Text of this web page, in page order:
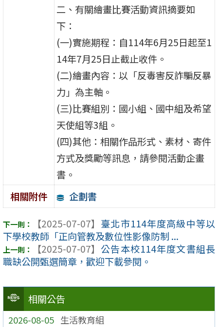
相關公告
2026-08-05 生活教育組
二、有關繪畫比賽活動資訊摘要如
下：
(一)實施期程：自114年6月25日起至1
14年7月25日止截止收件。
(二)繪畫內容：以「反毒害反詐騙反暴
力」為主軸。
(三)比賽組別：國小組、國中組及希望
天使組等3組。
(四)其他：相關作品形式、素材、寄件
方式及獎勵等訊息，請參閱活動企畫
書。
相關附件
企劃書
【2025-07-07】 臺北市114年度高級中等以
下學校教師「正向管教及數位性影像防制 ...
【2025-07-07】 公告本校114年度文書組長
職缺公開甄選簡章，歡迎下載參閱。